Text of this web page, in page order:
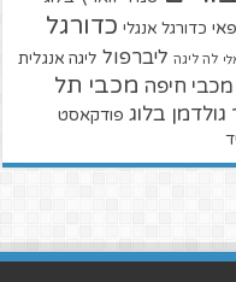
כדורגל אנגלי כדורגל
לה ליגה ליברפול ליגה אנגלית
מכבי חיפה מכבי תל
גולדמן בלוג פודקאסט